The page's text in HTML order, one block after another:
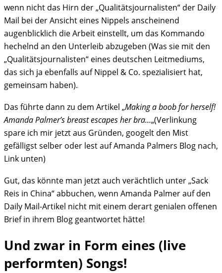
wenn nicht das Hirn der „Qualitätsjournalisten“ der Daily
Mail bei der Ansicht eines Nippels anscheinend
augenblicklich die Arbeit einstellt, um das Kommando
hechelnd an den Unterleib abzugeben (Was sie mit den
„Qualitätsjournalisten“ eines deutschen Leitmediums,
das sich ja ebenfalls auf Nippel & Co. spezialisiert hat,
gemeinsam haben).
Das führte dann zu dem Artikel „Making a boob for herself!
Amanda Palmer’s breast escapes her bra…„(Verlinkung
spare ich mir jetzt aus Gründen, googelt den Mist
gefälligst selber oder lest auf Amanda Palmers Blog nach,
Link unten)
Gut, das könnte man jetzt auch verächtlich unter „Sack
Reis in China“ abbuchen, wenn Amanda Palmer auf den
Daily Mail-Artikel nicht mit einem derart genialen offenen
Brief in ihrem Blog geantwortet hätte!
Und zwar in Form eines (live
performten) Songs!